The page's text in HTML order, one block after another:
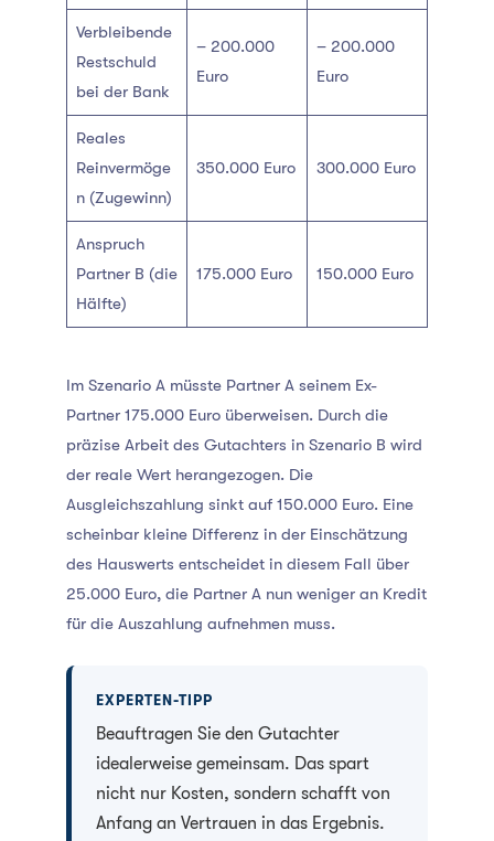
Verbleibende
Restschuld
bei der Bank
– 200.000
Euro
– 200.000
Euro
Reales
Reinvermöge
n (Zugewinn)
350.000 Euro 300.000 Euro
Anspruch
Partner B (die
Hälfte)
175.000 Euro 150.000 Euro
Im Szenario A müsste Partner A seinem Ex-
Partner 175.000 Euro überweisen. Durch die
präzise Arbeit des Gutachters in Szenario B wird
der reale Wert herangezogen. Die
Ausgleichszahlung sinkt auf 150.000 Euro. Eine
scheinbar kleine Differenz in der Einschätzung
des Hauswerts entscheidet in diesem Fall über
25.000 Euro, die Partner A nun weniger an Kredit
für die Auszahlung aufnehmen muss.
EXPERTEN-TIPP
Beauftragen Sie den Gutachter
idealerweise gemeinsam. Das spart
nicht nur Kosten, sondern schafft von
Anfang an Vertrauen in das Ergebnis.